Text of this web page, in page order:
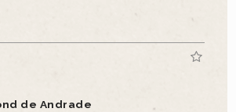
de Andrade